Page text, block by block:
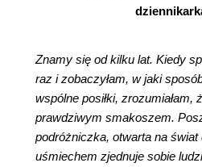
Znamy się od kilku lat. Kiedy
raz i zobaczyłam, w jaki
wspólne posiłki,
prawdziwym smakoszem.
podróżniczka, otwarta na
uśmiechem zjednuje sobie